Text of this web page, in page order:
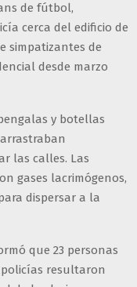
de fútbol,
cerca del edificio de
simpatizantes de
desde marzo
y botellas
las calles. Las
gases lacrimógenos,
dispersar a la
que 23 personas
resultaron